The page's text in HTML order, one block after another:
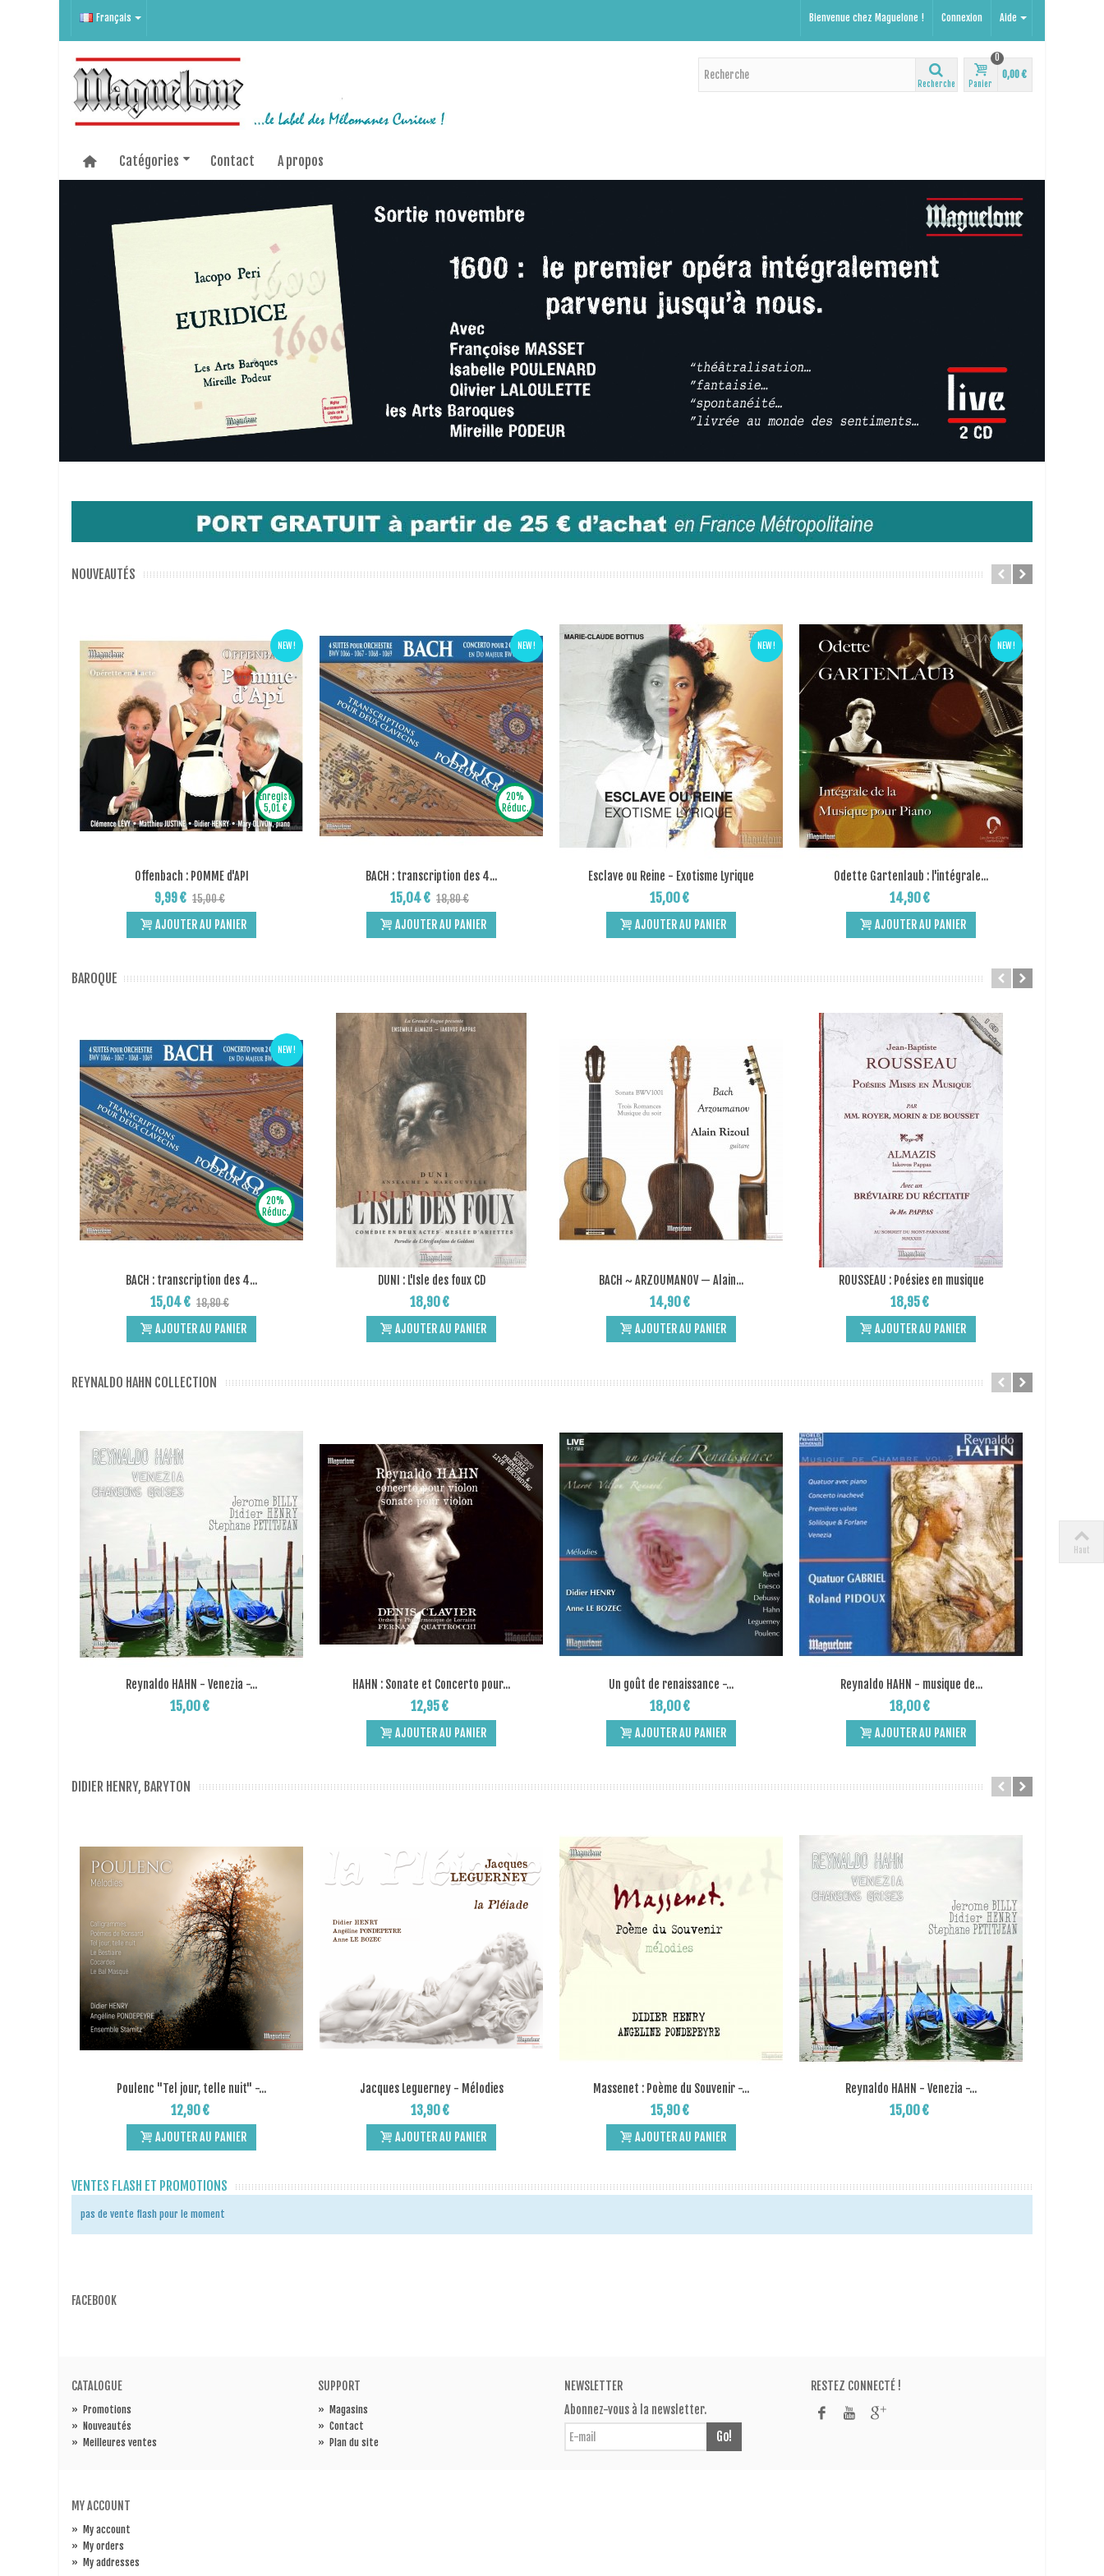
Aide
Français Bienvenue chez Maguelone ! Connexion
Recherche Panier
0
0,00 €
Catégories Contact A propos
NOUVEAUTÉS
NEW !
Enregistrer
5,01 €
Add to Wishlist
Offenbach : POMME d'API
9,99 € 15,00 €
AJOUTER AU PANIER
NEW !
20%
Réduc.
Add to Wishlist
BACH : transcription des 4...
15,04 € 18,80 €
AJOUTER AU PANIER
NEW !
Add to Wishlist
Esclave ou Reine - Exotisme Lyrique
15,00 €
AJOUTER AU PANIER
NEW !
Add to Wishlist
Odette Gartenlaub : l'intégrale...
14,90 €
AJOUTER AU PANIER
BAROQUE
NEW !
20%
Réduc.
Add to Wishlist
BACH : transcription des 4...
15,04 € 18,80 €
AJOUTER AU PANIER
Add to Wishlist
DUNI : L'Isle des foux CD
18,90 €
AJOUTER AU PANIER
Add to Wishlist
BACH ~ ARZOUMANOV — Alain...
14,90 €
AJOUTER AU PANIER
Add to Wishlist
ROUSSEAU : Poésies en musique
18,95 €
AJOUTER AU PANIER
REYNALDO HAHN COLLECTION
Add to Wishlist
Reynaldo HAHN - Venezia -...
15,00 €
Add to Wishlist
HAHN : Sonate et Concerto pour...
12,95 €
AJOUTER AU PANIER
Add to Wishlist
Un goût de renaissance -...
18,00 €
AJOUTER AU PANIER
Add to Wishlist
Reynaldo HAHN - musique de...
18,00 €
AJOUTER AU PANIER
DIDIER HENRY, BARYTON
Add to Wishlist
Poulenc "Tel jour, telle nuit" -...
12,90 €
AJOUTER AU PANIER
Add to Wishlist
Jacques Leguerney - Mélodies
13,90 €
AJOUTER AU PANIER
Add to Wishlist
Massenet : Poème du Souvenir -...
15,90 €
AJOUTER AU PANIER
Add to Wishlist
Reynaldo HAHN - Venezia -...
15,00 €
VENTES FLASH ET PROMOTIONS
pas de vente flash pour le moment
FACEBOOK
CATALOGUE
» Promotions
» Nouveautés
» Meilleures ventes
SUPPORT
» Magasins
» Contact
» Plan du site
NEWSLETTER
Abonnez-vous à la newsletter.
Go!
RESTEZ CONNECTÉ !
MY ACCOUNT
» My account
» My orders
» My addresses
Haut